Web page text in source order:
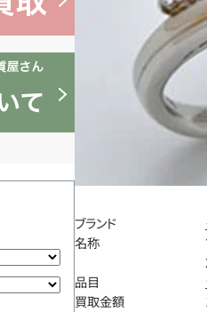
ブランド
名称
品目
買取金額